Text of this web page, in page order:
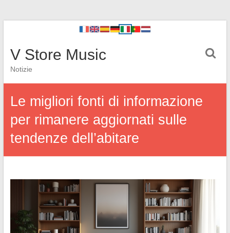
V Store Music
Notizie
Le migliori fonti di informazione
per rimanere aggiornati sulle
tendenze dell’abitare